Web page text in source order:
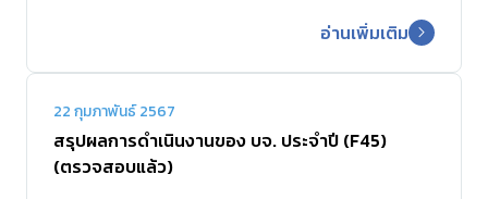
อ่านเพิ่มเติม
22 กุมภาพันธ์ 2567
สรุปผลการดำเนินงานของ บจ. ประจำปี (F45)
(ตรวจสอบแล้ว)